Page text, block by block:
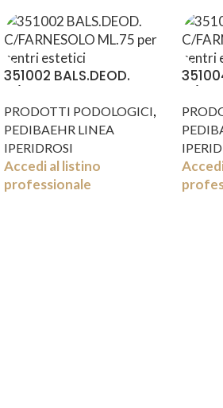
351002 BALS.DEOD.
PRODOTTI PODOLOGICI,
PEDIBAEHR LINEA
IPERIDROSI
Accedi al listino
professionale